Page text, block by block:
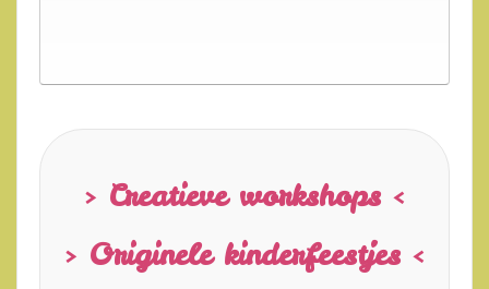
> Creatieve workshops <
> Originele kinderfeestjes <